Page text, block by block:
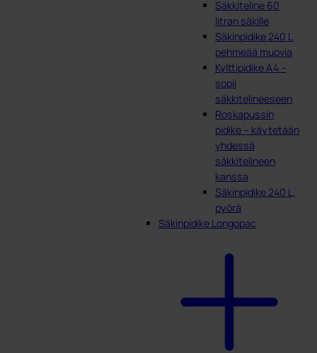
Säkkiteline 60
litran säkille
Säkinpidike 240 L
pehmeää muovia
Kylttipidike A4 –
sopii
säkkitelineeseen
Roskapussin
pidike – käytetään
yhdessä
säkkitelineen
kanssa
Säkinpidike 240 L,
pyörä
Säkinpidike Longopac